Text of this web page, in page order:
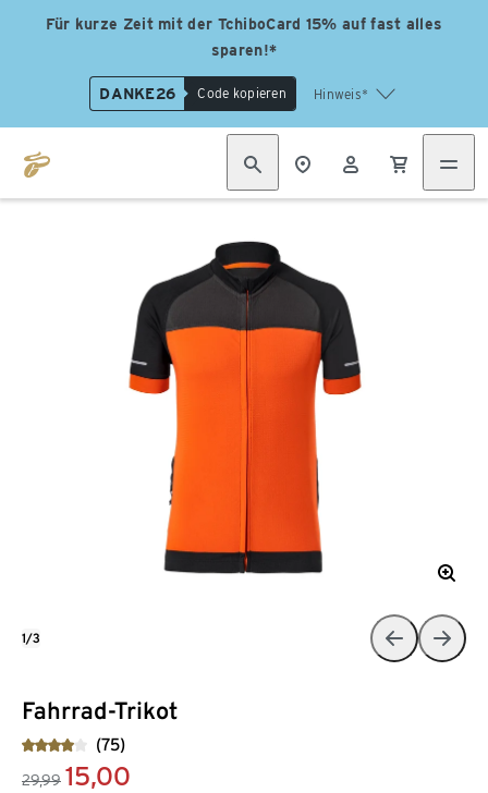
Für kurze Zeit mit der TchiboCard 15% auf fast alles
sparen!*
DANKE26 Code kopieren Hinweis*
Fahrrad-Trikot
(75)
29,99 15,00
1/3